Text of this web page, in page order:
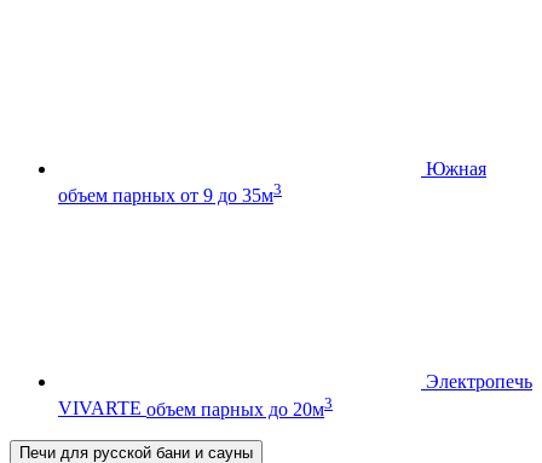
Южная
объем парных от 9 до 35м3
Электропечь
VIVARTE объем парных до 20м3
Печи для русской бани и сауны